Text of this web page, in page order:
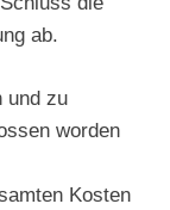
ab.
und zu
worden
Kosten